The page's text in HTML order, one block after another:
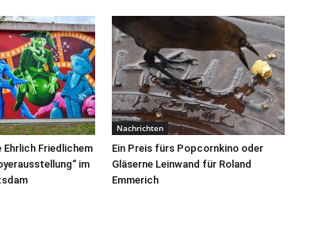
Ehrlich Friedlichem
im
Nachrichten
Ein Preis fürs Popcornkino oder
Gläserne Leinwand für Roland
Emmerich